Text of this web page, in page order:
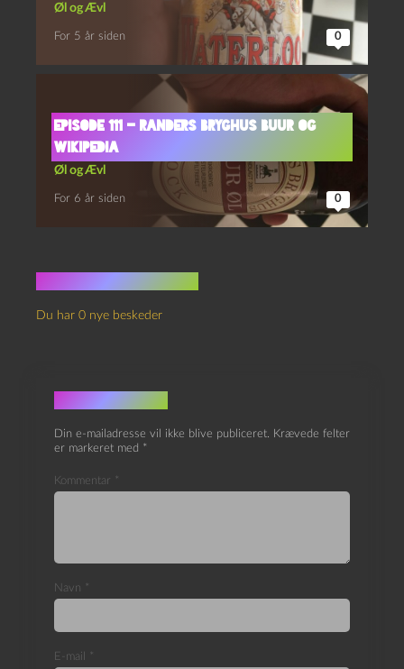
Øl og Ævl
For 5 år siden 0
Episode 111 – Randers Bryghus Buur og
Wikipedia
Øl og Ævl
For 6 år siden 0
Du har 0 nye beskeder
Skriv et svar
Din e-mailadresse vil ikke blive publiceret. Krævede felter
er markeret med *
Kommentar *
Navn *
E-mail *